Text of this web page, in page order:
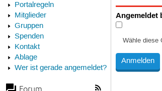
Portalregeln
Mitglieder
Gruppen
Spenden
Kontakt
Ablage
Wer ist gerade angemeldet?
Forum
Angemeldet
Wähle diese